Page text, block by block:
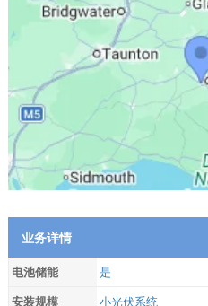
业务详情
电池储能
是
安装规模
小光伏系统